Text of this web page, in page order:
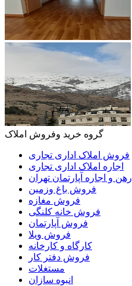
گروه خرید وفروش املاک
فروش املاک اداری تجاری
اجاره املاک اداری تجاری
رهن و اجاره آپارتمان تهران
فروش باغ وزمین
فروش مغازه
فروش خانه کلنگی
فروش آپارتمان
فروش ویلا
کارگاه و کارخانه
فروش دفتر کار
مستغلات
انبوه سازان